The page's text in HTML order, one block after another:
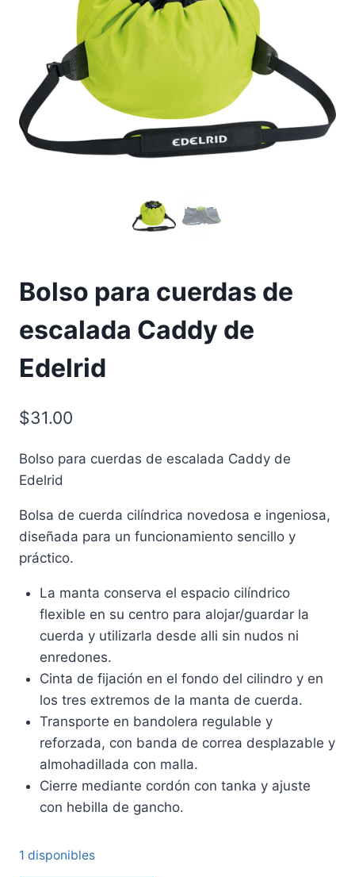
Bolso para cuerdas de
escalada Caddy de
Edelrid
$31.00
Bolso para cuerdas de escalada Caddy de
Edelrid
Bolsa de cuerda cilíndrica novedosa e ingeniosa,
diseñada para un funcionamiento sencillo y
práctico.
La manta conserva el espacio cilíndrico
flexible en su centro para alojar/guardar la
cuerda y utilizarla desde alli sin nudos ni
enredones.
Cinta de fijación en el fondo del cilindro y en
los tres extremos de la manta de cuerda.
Transporte en bandolera regulable y
reforzada, con banda de correa desplazable y
almohadillada con malla.
Cierre mediante cordón con tanka y ajuste
con hebilla de gancho.
1 disponibles